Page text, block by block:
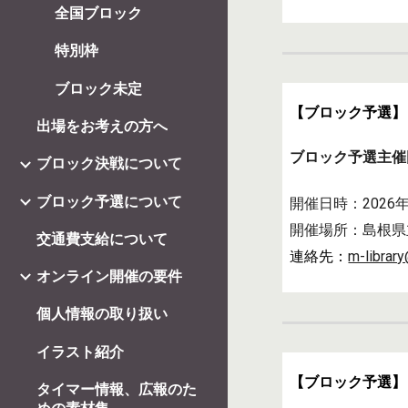
全国ブロック
特別枠
ブロック未定
出場をお考えの方へ
ブロック決戦について
ブロック予選について
交通費支給について
オンライン開催の要件
個人情報の取り扱い
イラスト紹介
タイマー情報、広報のた
【ブロック予選】
ブロック予選主
開催日時：2026
開催場所：島根
連絡先：m-
【ブロック予選】